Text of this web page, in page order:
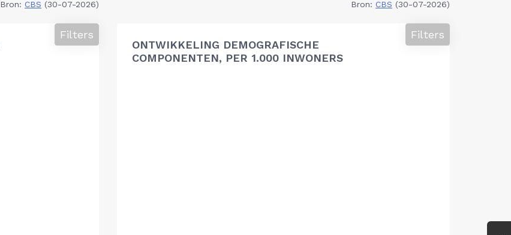
Bron: CBS (30-07-2026) Bron: CBS (30-07-2026)
Filters
ONTWIKKELING DEMOGRAFISCHE
COMPONENTEN, PER 1.000 INWONERS
Filters